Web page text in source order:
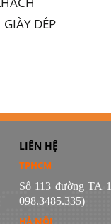
DÉP
LIÊN HỆ
TPHCM
Số 113 đường TA
098.3485.335)
HÀ NỘI